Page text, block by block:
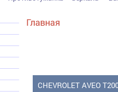
Вы здесь
Главная
CHEVROLET AVEO